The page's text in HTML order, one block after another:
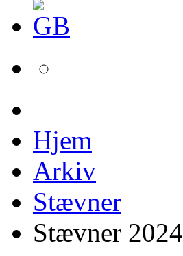
Hjem
Arkiv
Stævner
Stævner 2024